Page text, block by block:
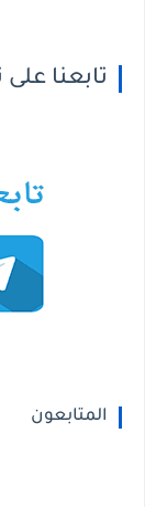
تابعنا على
المتابعون